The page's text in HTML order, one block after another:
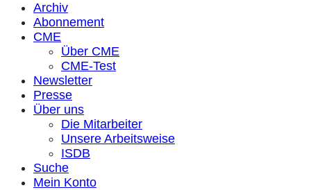
Archiv
Abonnement
CME
Über CME
CME-Test
Newsletter
Presse
Über uns
Die Mitarbeiter
Unsere Arbeitsweise
ISDB
Suche
Mein Konto